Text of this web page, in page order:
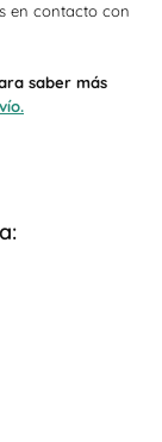
en contacto con
saber más